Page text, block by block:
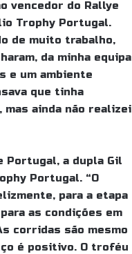
vencedor do Rallye
Trophy Portugal.
de muito trabalho,
da minha equipa
e um ambiente
que tinha
ainda não realizei
Portugal, a dupla Gil
Portugal. “O
para a etapa
as condições em
corridas são mesmo
é positivo. O troféu